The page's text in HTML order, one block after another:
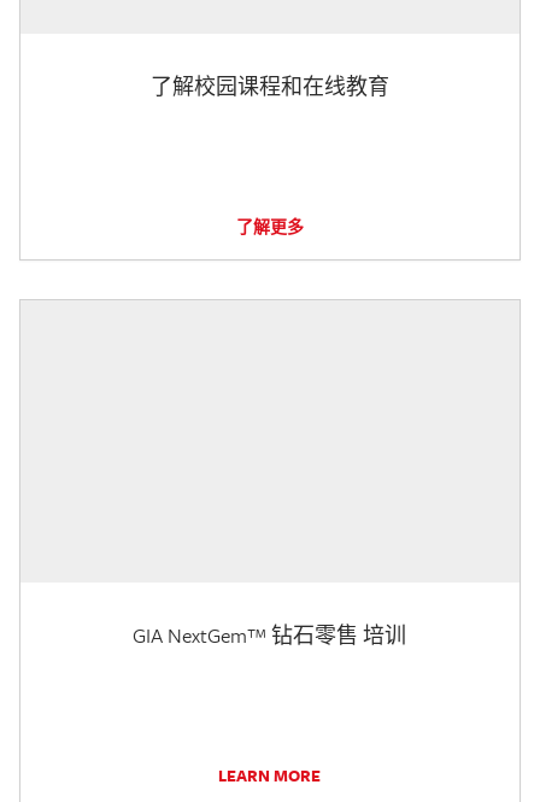
了解校园课程和在线教育
了解更多
GIA NextGem™ 钻石零售 培训
LEARN MORE